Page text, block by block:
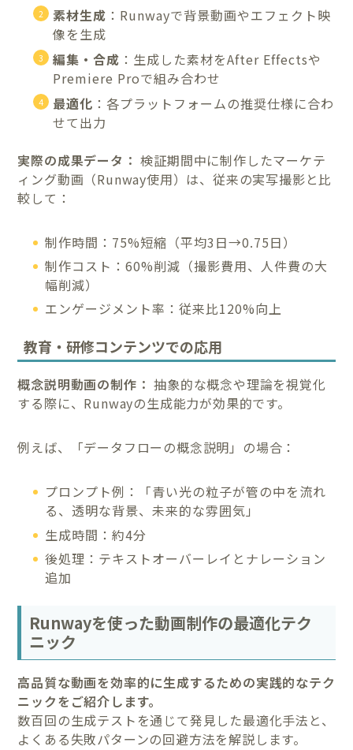
素材生成 ：Runwayで背景動画やエフェクト映
像を生成
編集・合成 ：生成した素材をAfter Effectsや
Premiere Proで組み合わせ
最適化 ：各プラットフォームの推奨仕様に合わ
せて出力
実際の成果データ： 検証期間中に制作したマーケテ
ィング動画（Runway使用）は、従来の実写撮影と比
較して：
制作時間：75%短縮（平均3日→0.75日）
制作コスト：60%削減（撮影費用、人件費の大
幅削減）
エンゲージメント率：従来比120%向上
教育・研修コンテンツでの応用
概念説明動画の制作： 抽象的な概念や理論を視覚化
する際に、Runwayの生成能力が効果的です。
例えば、「データフローの概念説明」の場合：
プロンプト例：「青い光の粒子が管の中を流れ
る、透明な背景、未来的な雰囲気」
生成時間：約4分
後処理：テキストオーバーレイとナレーション
追加
Runwayを使った動画制作の最適化テク
ニック
高品質な動画を効率的に生成するための実践的なテク
ニックをご紹介します。
数百回の生成テストを通じて発見した最適化手法と、
よくある失敗パターンの回避方法を解説します。